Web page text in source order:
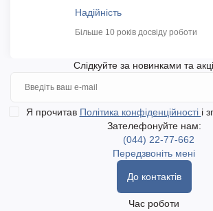
Надійність
Більше 10 років досвіду роботи
Слідкуйте за новинками та
Я прочитав Політика конфіденційності і
Зателефонуйте нам:
(044) 22-77-662
Передзвоніть мені
До контактів
Час роботи